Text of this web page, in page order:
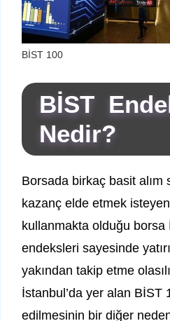
BİST 100
BİST
Nedir?
Borsada birkaç basit alım
kazanç elde etmek isteyen
kullanmakta olduğu borsa
endeksleri sayesinde
yakından takip etme
İstanbul’da yer alan BİST
edilmesinin bir diğer